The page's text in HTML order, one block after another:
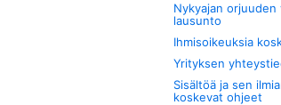
Nykyajan orjuuden
lausunto
Ihmisoikeuksia
Yrityksen
Sisältöä ja sen
koskevat ohjeet